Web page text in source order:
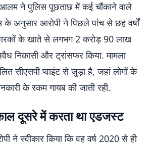
ने पुलिस पूछताछ में कई चौंकाने वाले
अनुसार आरोपी ने पिछले पांच से छह वर्षों
के खाते से लगभग 2 करोड़ 90 लाख
निकासी और ट्रांसफर किया. मामला
सीएसपी प्वाइंट से जुड़ा है, जहां लोगों के
के रकम गायब की जाती रही.
दूसरे में करता था एडजस्ट
ने स्वीकार किया कि वह वर्ष 2020 से ही